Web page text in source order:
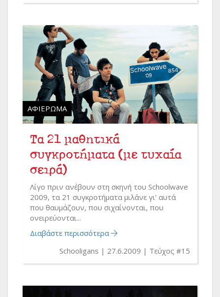
ΑΦΙΈΡΩΜΑ
Τα 21 μαθητικά
συγκροτήματα (με τυχαία
σειρά)
Λίγο πριν ανέβουν στη σκηνή του Schoolwave
2009, τα 21 συγκροτήματα μιλάνε γι' αυτά
που θαυμάζουν, που σιχαίνονται, που
ονειρεύονται...
Διαβάστε περισσότερα
Schooligans
27.6.2009 Τεύχος #15